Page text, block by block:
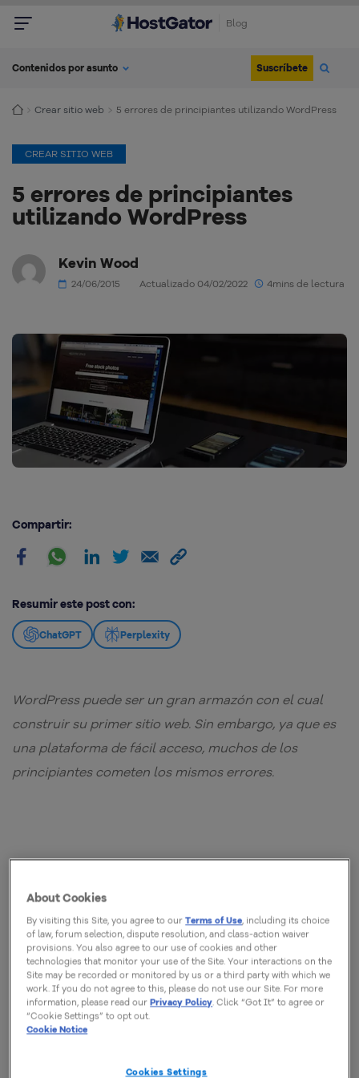
Blog
Contenidos por asunto Suscríbete
Crear sitio web 5 errores de principiantes utilizando WordPress
CREAR SITIO WEB
5 errores de principiantes
utilizando WordPress
Kevin Wood
24/06/2015 Actualizado 04/02/2022 4mins de lectura
Compartir:
Resumir este post con:
ChatGPT Perplexity
WordPress puede ser un gran armazón con el cual
construir su primer sitio web. Sin embargo, ya que es
una plataforma de fácil acceso, muchos de los
principiantes cometen los mismos errores.
construir su primer sitio web. Sin embargo, ya que es
una plataforma de fácil acceso, muchos de los
principiantes cometen los mismos errores.
Para evitar frustraciones en las primeras etapas de tu
carrera en línea, es importante que evite estos errores
con WordPress.
En este post, nos sumergiremos en los cinco errores
About Cookies
By visiting this Site, you agree to ourTerms of Use, including its choice
of law, forum selection, dispute resolution, and class-action waiver
provisions. You also agree to our use of cookies and other
technologies that monitor your use of the Site. Your interactions on the
Site may be recorded or monitored by us or a third party with which we
work. If you do not agree to this, please do not use our Site. For more
information, please read ourPrivacy Policy. Click “Got It” to agree or
“Cookie Settings” to opt out.
Cookie Notice
Cookies Settings